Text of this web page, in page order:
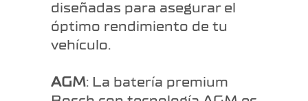
diseñadas para asegurar el
óptimo rendimiento de tu
vehículo.
AGM: La batería premium